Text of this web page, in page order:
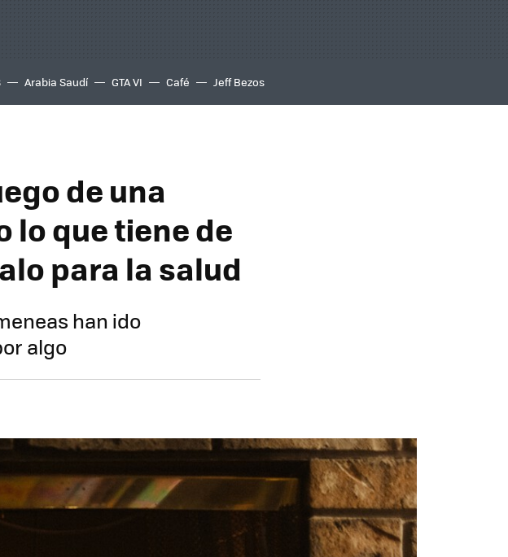
Arabia Saudí GTA VI Café Jeff Bezos
de una
lo que tiene de
para la salud
han ido
algo